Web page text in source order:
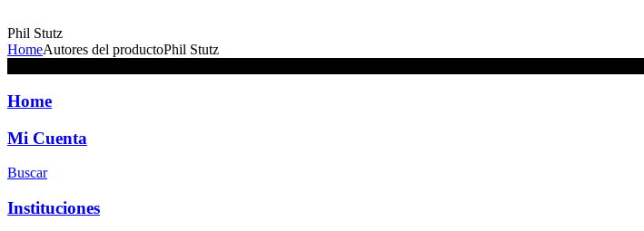
Phil Stutz
HomeAutores del productoPhil Stutz
Home
Mi Cuenta
Buscar
Instituciones